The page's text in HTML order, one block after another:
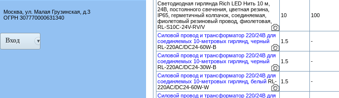
Москва, ул. Малая Грузинская, д.3
ОГРН 307770000631340
Вход
Светодиодная гирлянда Rich LED Нить 10 м,
24В, постоянного свечения, цветная резина,
IP65, герметичный колпачок, соединяемая,
фиолетовый резиновый провод, фиолетовая,
RL-S10C-24V-RV/V
10 100
Силовой провод и трансформатор 220/24В для
соединяемых 10-метровых гирлянд, черный
RL-220AC/DC24-60W-B
1.5 -
Силовой провод и трансформатор 220/24В для
соединяемых 10-метровых гирлянд, черный
RL-220AC/DC24-30W-B
1.5 -
Силовой провод и трансформатор 220/24В для
соединяемых 10-метровых гирлянд, белый RL-
220AC/DC24-60W-W
1.5 -
Силовой провод и трансформатор 220/24В для